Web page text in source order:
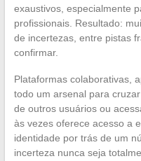
exaustivos, especialmente
profissionais. Resultado:
de incertezas, entre pistas
confirmar.
Plataformas colaborativas,
todo um arsenal para
de outros usuários ou
às vezes oferece acesso a
identidade por trás de um
incerteza nunca seja